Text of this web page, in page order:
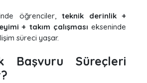
öğrenciler, teknik derinlik +
+ takım çalışması ekseninde
süreci yaşar.
Başvuru Süreçleri